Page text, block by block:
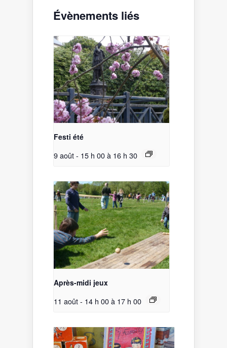
Évènements liés
Festi été
9 août - 15 h 00à 16 h 30
Après-midi jeux
11 août - 14 h 00à 17 h 00